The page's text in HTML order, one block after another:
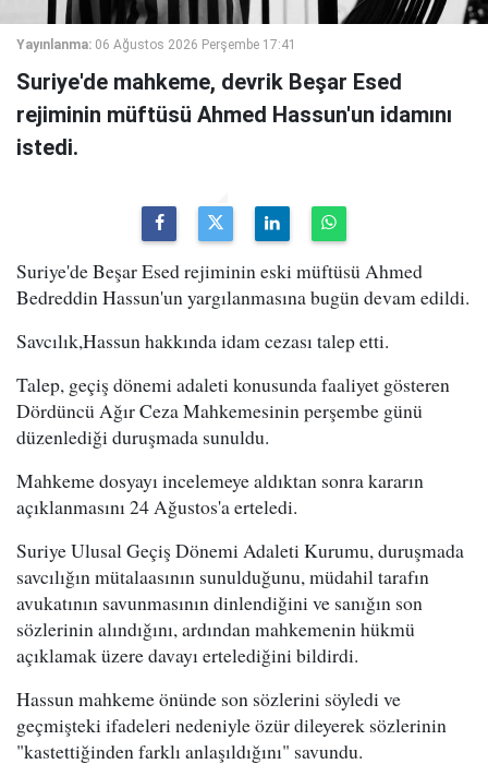
Yayınlanma: 06 Ağustos 2026 Perşembe 17:41
Suriye'de mahkeme, devrik Beşar Esed
rejiminin müftüsü Ahmed Hassun'un idamını
istedi.
Suriye'de Beşar Esed rejiminin eski müftüsü Ahmed
Bedreddin Hassun'un yargılanmasına bugün devam edildi.
Savcılık,Hassun hakkında idam cezası talep etti.
Talep, geçiş dönemi adaleti konusunda faaliyet gösteren
Dördüncü Ağır Ceza Mahkemesinin perşembe günü
düzenlediği duruşmada sunuldu.
Mahkeme dosyayı incelemeye aldıktan sonra kararın
açıklanmasını 24 Ağustos'a erteledi.
Suriye Ulusal Geçiş Dönemi Adaleti Kurumu, duruşmada
savcılığın mütalaasının sunulduğunu, müdahil tarafın
avukatının savunmasının dinlendiğini ve sanığın son
sözlerinin alındığını, ardından mahkemenin hükmü
açıklamak üzere davayı ertelediğini bildirdi.
Hassun mahkeme önünde son sözlerini söyledi ve
geçmişteki ifadeleri nedeniyle özür dileyerek sözlerinin
"kastettiğinden farklı anlaşıldığını" savundu.